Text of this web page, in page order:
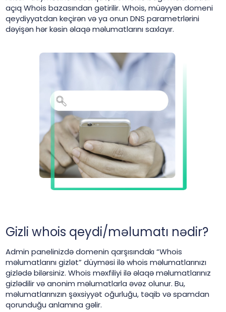
açıq Whois bazasından gətirilir. Whois, müəyyən domeni
qeydiyyatdan keçirən və ya onun DNS parametrlərini
dəyişən hər kəsin əlaqə məlumatlarını saxlayır.
Gizli whois qeydi/məlumatı nədir?
Admin panelinizdə domenin qarşısındakı “Whois
məlumatlarını gizlət” düyməsi ilə whois məlumatlarınızı
gizlədə bilərsiniz. Whois məxfiliyi ilə əlaqə məlumatlarınız
gizlədilir və anonim məlumatlarla əvəz olunur. Bu,
məlumatlarınızın şəxsiyyət oğurluğu, təqib və spamdan
qorunduğu anlamına gəlir.